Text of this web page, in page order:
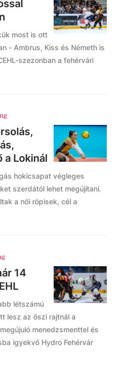
most is ott
- Ambrus, Kiss és Németh is
szezonban a fehérvári
Lokinál
hokicsapat végleges
szerdától lehet megújítani.
a női röpisek, cél a
14
létszámú
lesz az őszi rajtnál a
menedzsmenttel és
igyekvő Hydro Fehérvár